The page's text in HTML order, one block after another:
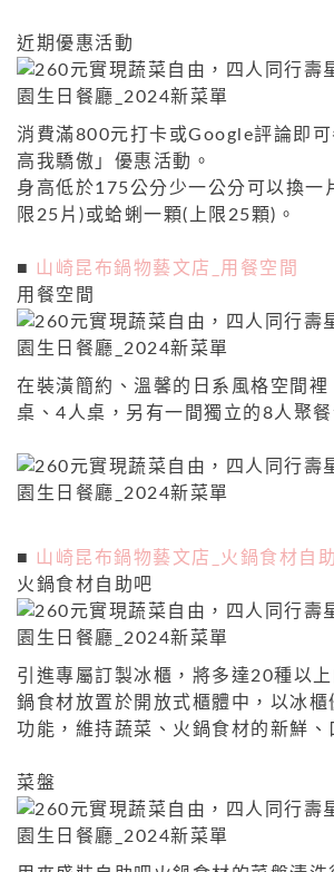
近期優惠活動
消費滿800元打卡或Google評論即可
高我驕傲」優惠活動。
身高低於175公分少一公分可以換一
限25片)或蛤蜊一顆(上限25顆)。
■
山崎昆布鍋物藝文店_用餐空間
用餐空間
在裝潢簡約、溫馨的日系風格空間裡
桌、4人桌，另有一間獨立的8人聚餐
■
山崎昆布鍋物藝文店_火鍋食材自
火鍋食材自助吧
引進專屬訂製冰櫃，將多達20種以
鍋食材放置於開放式櫃體中，以冰櫃
功能，維持蔬菜、火鍋食材的新鮮、
菜盤